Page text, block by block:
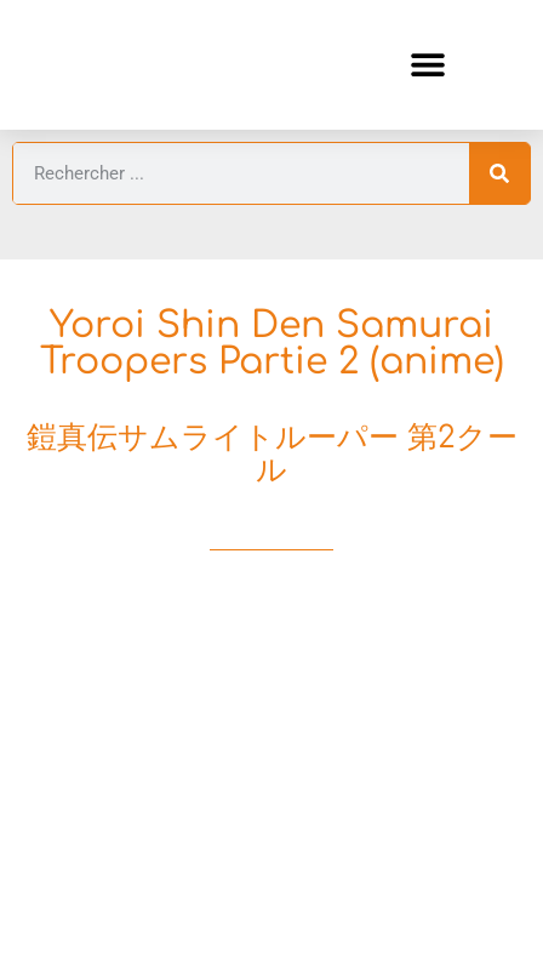
Yoroi Shin Den Samurai
Troopers Partie 2 (anime)
鎧真伝サムライトルーパー 第2クー
ル